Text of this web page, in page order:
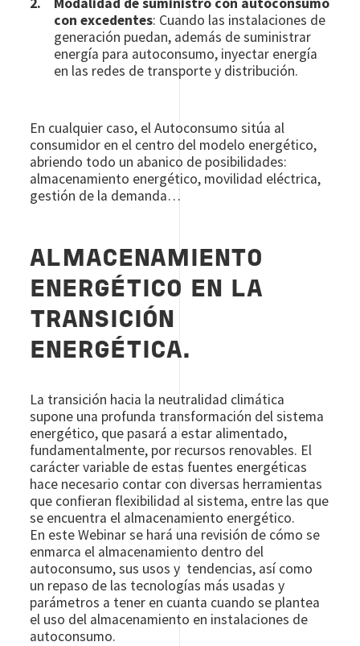
con excedentes: Cuando las instalaciones de
generación puedan, además de suministrar
energía para autoconsumo, inyectar energía
en las redes de transporte y distribución.
En cualquier caso, el Autoconsumo sitúa al
consumidor en el centro del modelo energético,
abriendo todo un abanico de posibilidades:
almacenamiento energético, movilidad eléctrica,
gestión de la demanda…
ALMACENAMIENTO
ENERGÉTICO EN LA
TRANSICIÓN
ENERGÉTICA.
La transición hacia la neutralidad climática
supone una profunda transformación del sistema
energético, que pasará a estar alimentado,
fundamentalmente, por recursos renovables. El
carácter variable de estas fuentes energéticas
hace necesario contar con diversas herramientas
que confieran flexibilidad al sistema, entre las que
se encuentra el almacenamiento energético.
En este Webinar se hará una revisión de cómo se
enmarca el almacenamiento dentro del
autoconsumo, sus usos y tendencias, así como
un repaso de las tecnologías más usadas y
parámetros a tener en cuanta cuando se plantea
el uso del almacenamiento en instalaciones de
autoconsumo.